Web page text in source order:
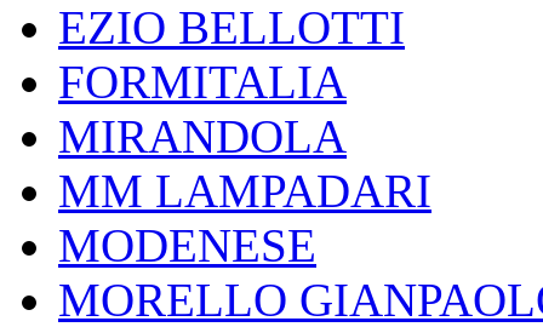
EZIO BELLOTTI
FORMITALIA
MIRANDOLA
MM LAMPADARI
MODENESE
MORELLO